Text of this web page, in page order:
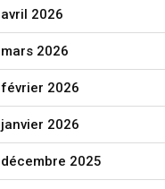
avril 2026
mars 2026
février 2026
janvier 2026
décembre 2025